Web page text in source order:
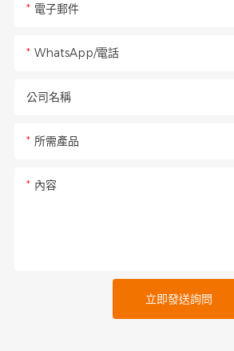
電子郵件
WhatsApp/電話
公司名稱
所需產品
內容
立即發送詢問